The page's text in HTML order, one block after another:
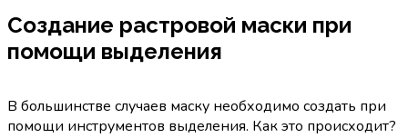
Создание растровой маски при
помощи выделения
В большинстве случаев маску необходимо создать при
помощи инструментов выделения. Как это происходит?